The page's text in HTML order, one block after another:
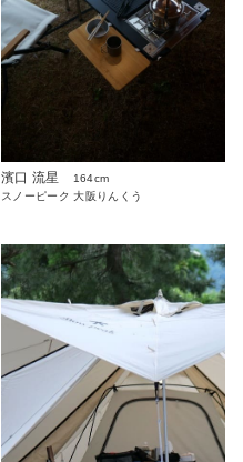
濱口 流星
164cm
スノーピーク 大阪りんくう